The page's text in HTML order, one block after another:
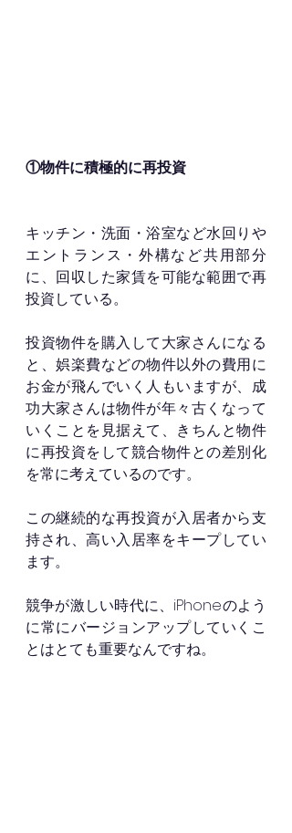
①物件に積極的に再投資
キッチン・洗面・浴室など水回りや
エントランス・外構など共用部分
に、回収した家賃を可能な範囲で再
投資している。
投資物件を購入して大家さんになる
と、娯楽費などの物件以外の費用に
お金が飛んでいく人もいますが、成
功大家さんは物件が年々古くなって
いくことを見据えて、きちんと物件
に再投資をして競合物件との差別化
を常に考えているのです。
この継続的な再投資が入居者から支
持され、高い入居率をキープしてい
ます。
競争が激しい時代に、iPhoneのよう
に常にバージョンアップしていくこ
とはとても重要なんですね。